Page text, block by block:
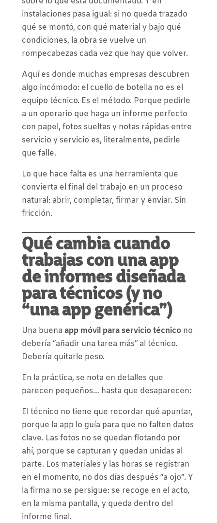
instalaciones pasa igual: si no queda trazado
qué se montó, con qué material y bajo qué
condiciones, la obra se vuelve un
rompecabezas cada vez que hay que volver.
Aquí es donde muchas empresas descubren
algo incómodo: el cuello de botella no es el
equipo técnico. Es el método. Porque pedirle
a un operario que haga un informe perfecto
con papel, fotos sueltas y notas rápidas entre
servicio y servicio es, literalmente, pedirle
que falle.
Lo que hace falta es una herramienta que
convierta el final del trabajo en un proceso
natural: abrir, completar, firmar y enviar. Sin
fricción.
Qué cambia cuando
trabajas con una app
de informes diseñada
para técnicos (y no
“una app genérica”)
Una buena app móvil para servicio técnicono
debería “añadir una tarea más” al técnico.
Debería quitarle peso.
En la práctica, se nota en detalles que
parecen pequeños… hasta que desaparecen:
El técnico no tiene que recordar qué apuntar,
porque la app lo guía para que no falten datos
clave. Las fotos no se quedan flotando por
ahí, porque se capturan y quedan unidas al
parte. Los materiales y las horas se registran
en el momento, no dos días después “a ojo”. Y
la firma no se persigue: se recoge en el acto,
en la misma pantalla, y queda dentro del
informe final.